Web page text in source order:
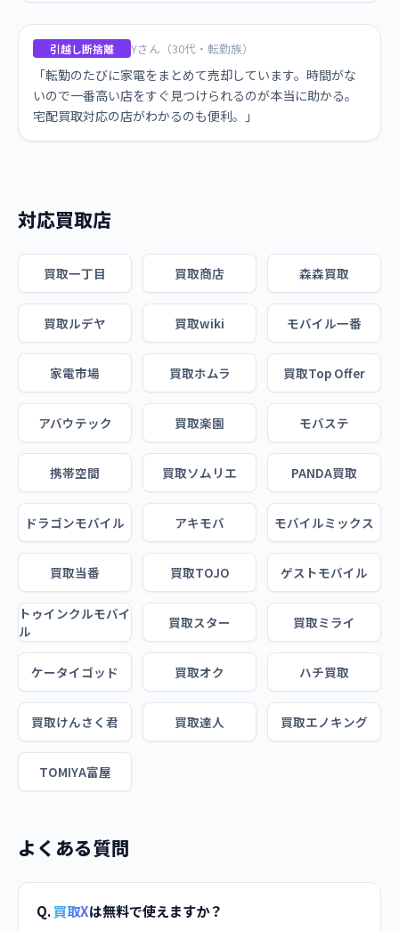
引越し断捨離 Yさん（30代・転勤族）
「転勤のたびに家電をまとめて売却しています。時間がな
いので一番高い店をすぐ見つけられるのが本当に助かる。
宅配買取対応の店がわかるのも便利。」
対応買取店
買取一丁目 買取商店 森森買取
買取ルデヤ 買取wiki モバイル一番
家電市場 買取ホムラ 買取Top Offer
アバウテック 買取楽園 モバステ
携帯空間 買取ソムリエ PANDA買取
ドラゴンモバイル アキモバ モバイルミックス
買取当番 買取TOJO ゲストモバイル
トゥインクルモバイ
ル
買取スター 買取ミライ
ケータイゴッド 買取オク ハチ買取
買取けんさく君 買取達人 買取エノキング
TOMIYA富屋
よくある質問
Q.買取Xは無料で使えますか？